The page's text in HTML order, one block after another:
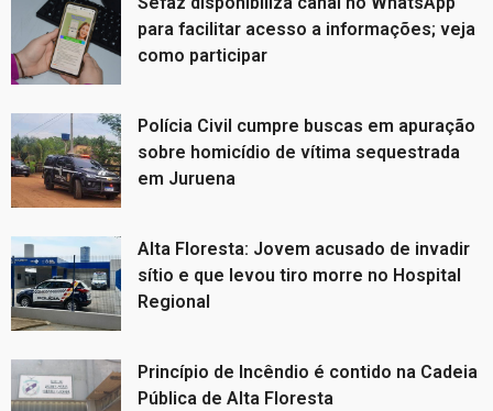
para facilitar acesso a informações; veja
como participar
Polícia Civil cumpre buscas em apuração
sobre homicídio de vítima sequestrada
em Juruena
Alta Floresta: Jovem acusado de invadir
sítio e que levou tiro morre no Hospital
Regional
Princípio de Incêndio é contido na Cadeia
Pública de Alta Floresta